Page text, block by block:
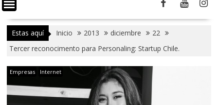
Estas aquí Inicio 2013 diciembre
22
Tercer reconocimento para Personaling: Startup Chile.
Empresas Internet